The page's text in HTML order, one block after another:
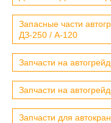
Запасные части
ДЗ-250 / А-120
Запчасти на
Запчасти на
Запчасти для